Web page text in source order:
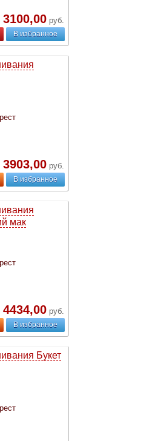
3100,00 руб.
В избранное
3903,00 руб.
В избранное
мак
4434,00 руб.
В избранное
Букет